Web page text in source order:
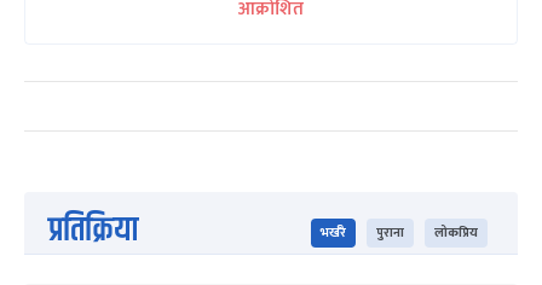
आक्रोशित
प्रतिक्रिया भर्खरै पुराना लोकप्रिय